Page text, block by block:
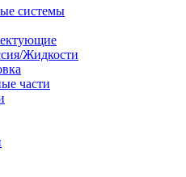
системы
Жидкости
части